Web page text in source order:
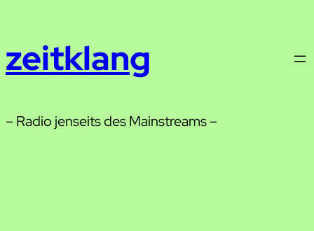
springen
zeitklang
– Radio jenseits des Mainstreams –